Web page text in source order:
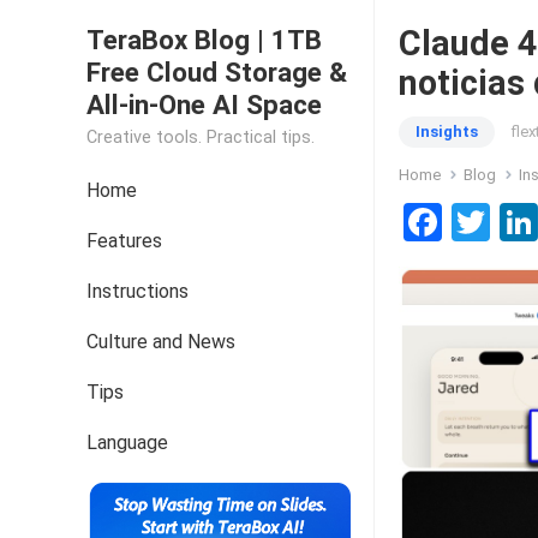
TeraBox Blog | 1TB
Free Cloud Storage &
All-in-One AI Space
Creative tools. Practical tips.
Home
Features
Instructions
Culture and News
Tips
Language
Claude
noticias
Insights
Home Blog
F
a
ce
b
o
o
k
T
wi
tt
er